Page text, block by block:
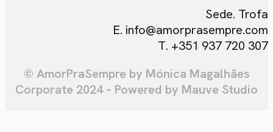
Sede. Trofa
E. info@amorprasempre.com
T. +351 937 720 307
© AmorPraSempre by Mónica Magalhães
Corporate 2024 – Powered by Mauve Studio